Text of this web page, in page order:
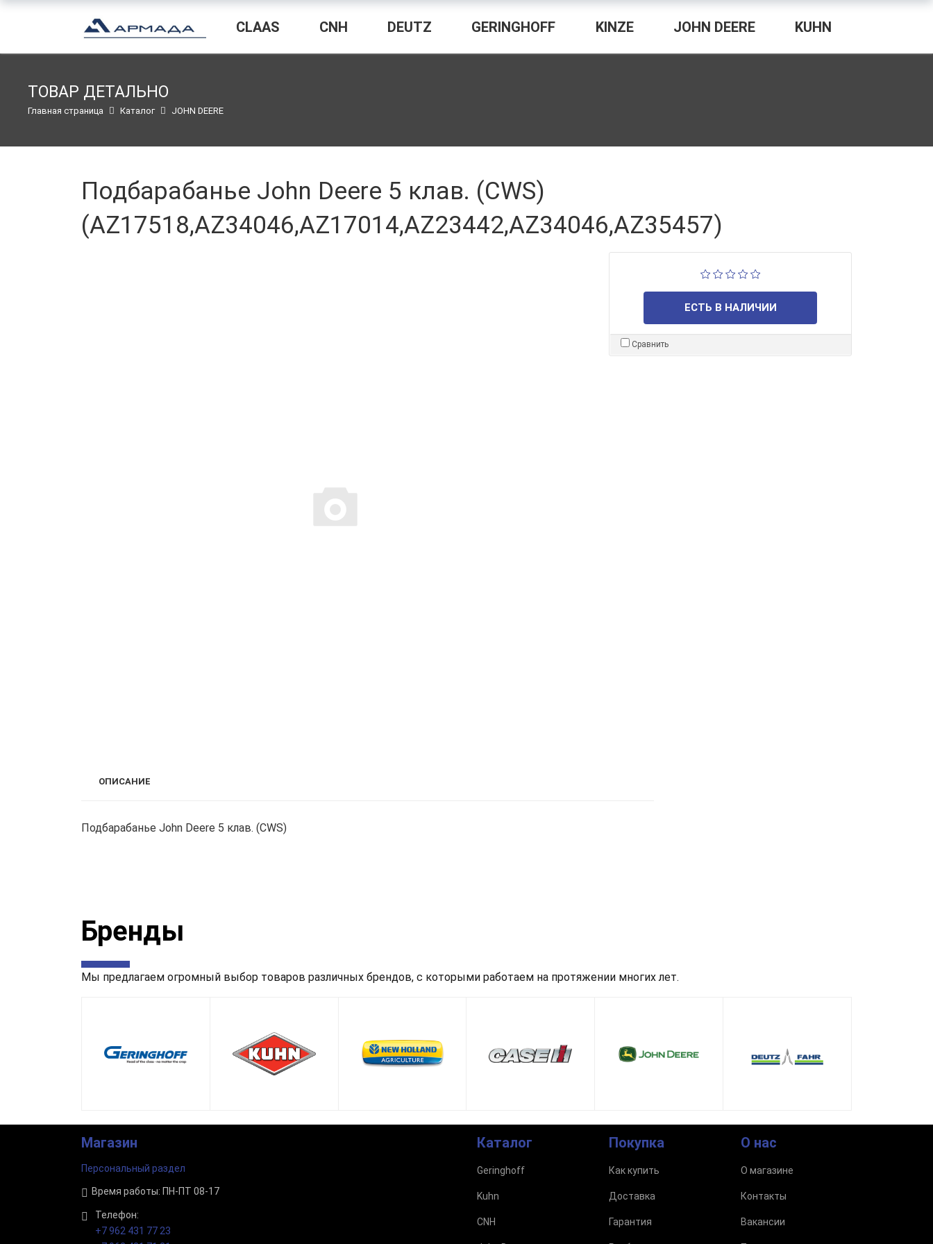
CLAAS CNH DEUTZ GERINGHOFF KINZE JOHN DEERE KUHN
ТОВАР ДЕТАЛЬНО
Главная страница Каталог JOHN DEERE
Подбарабанье John Deere 5 клав. (CWS)
(AZ17518,AZ34046,AZ17014,AZ23442,AZ34046,AZ35457)
ЕСТЬ В НАЛИЧИИ
Сравнить
ОПИСАНИЕ
Подбарабанье John Deere 5 клав. (CWS)
Бренды
Мы предлагаем огромный выбор товаров различных брендов, с которыми работаем на протяжении многих лет.
Магазин
Персональный раздел
Время работы: ПН-ПТ 08-17
Телефон:
+7 962 431 77 23
Каталог
Geringhoff
Kuhn
CNH
Покупка
Как купить
Доставка
Гарантия
О нас
О магазине
Контакты
Вакансии